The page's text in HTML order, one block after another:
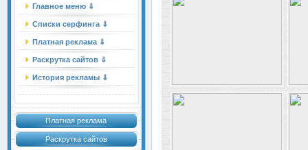
Главное меню ⇓
Списки серфинга ⇓
Платная реклама ⇓
Раскрутка сайтов ⇓
История рекламы ⇓
Платная реклама
Раскрутка сайтов